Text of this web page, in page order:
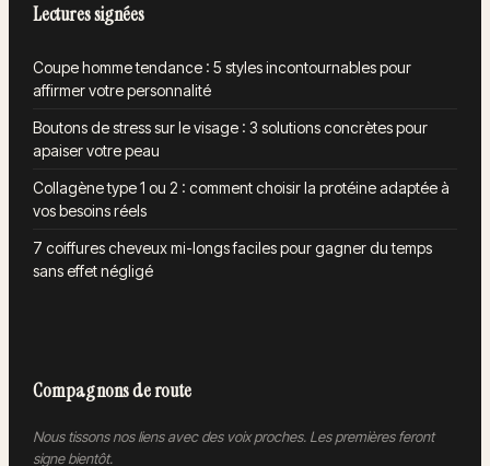
Lectures signées
Coupe homme tendance : 5 styles incontournables pour
affirmer votre personnalité
Boutons de stress sur le visage : 3 solutions concrètes pour
apaiser votre peau
Collagène type 1 ou 2 : comment choisir la protéine adaptée à
vos besoins réels
7 coiffures cheveux mi-longs faciles pour gagner du temps
sans effet négligé
Compagnons de route
Nous tissons nos liens avec des voix proches. Les premières feront
signe bientôt.